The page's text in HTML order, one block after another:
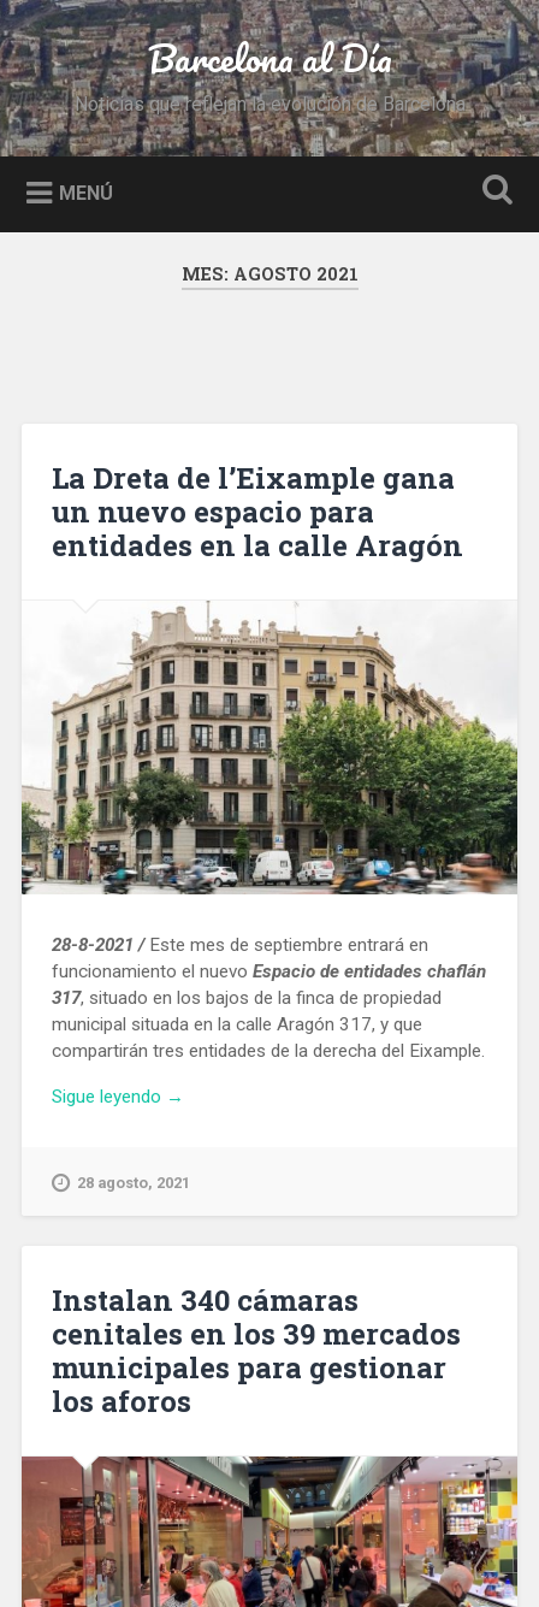
Saltar
al
contenido
Buscar Barcelona al Día
Noticias que reflejan la evolución de Barcelona
MENÚ
MES: AGOSTO 2021
La Dreta de l’Eixample gana
un nuevo espacio para
entidades en la calle Aragón
28-8-2021 / Este mes de septiembre entrará en
funcionamiento el nuevo Espacio de entidades chaflán
317, situado en los bajos de la finca de propiedad
municipal situada en la calle Aragón 317, y que
compartirán tres entidades de la derecha del Eixample.
Sigue leyendo «La
l’Eixample
para
entidades
en
calle
→
28 agosto, 2021
Instalan 340 cámaras
cenitales en los 39 mercados
municipales para gestionar
los aforos